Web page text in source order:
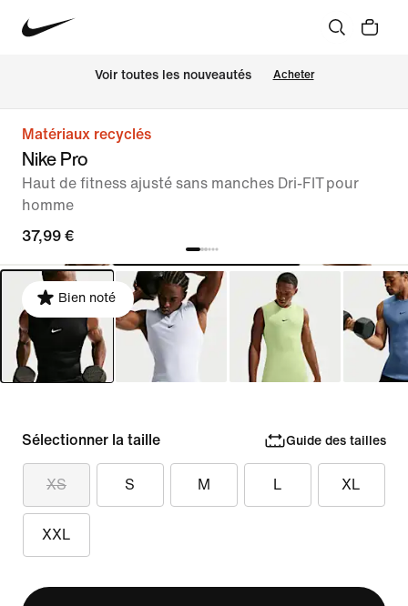
Voir toutes les nouveautés Acheter
Matériaux recyclés
Nike Pro
Haut de fitness ajusté sans manches Dri-FIT pour
homme
37,99 €
Bien noté
Sélectionner la taille Guide des tailles
XS S M L XL
XXL